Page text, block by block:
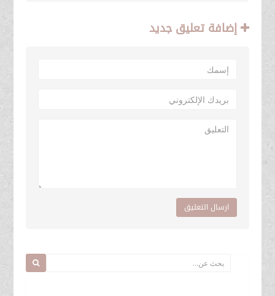
إضافة تعليق جديد
ارسال التعليق